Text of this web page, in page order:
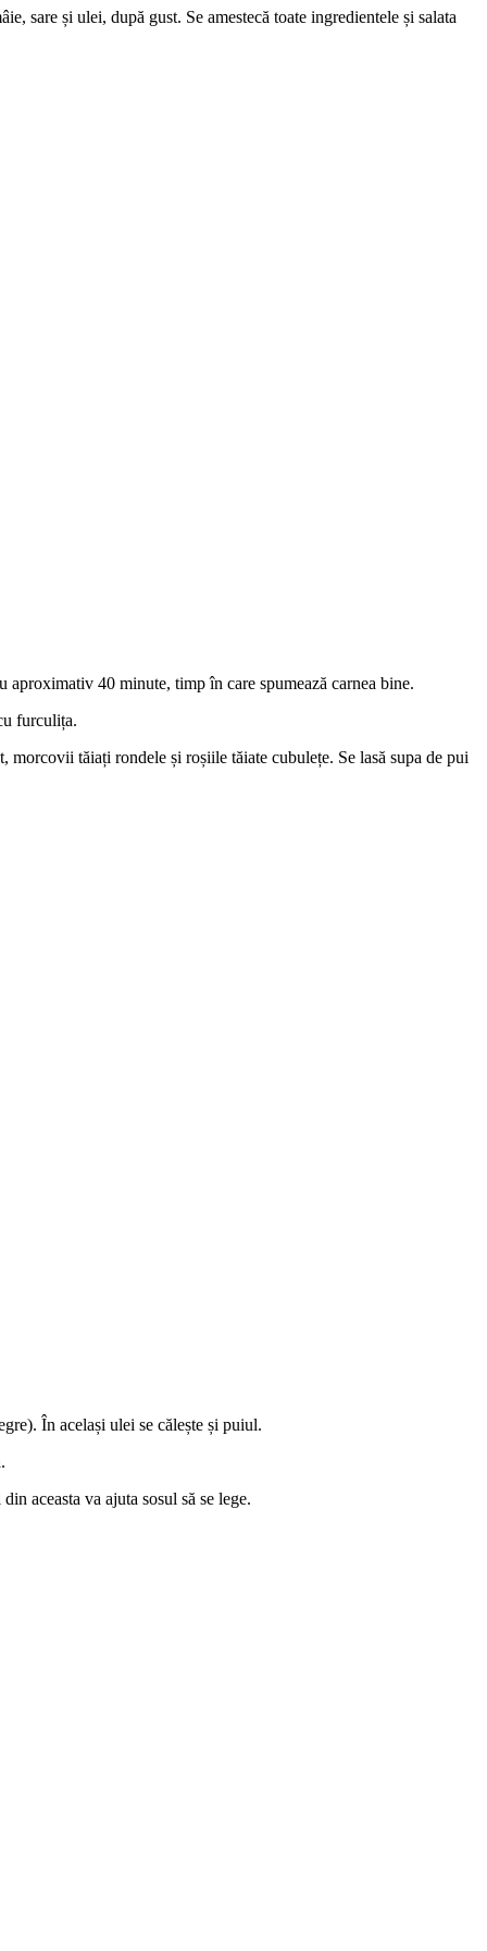
sare și ulei, după gust. Se amestecă toate ingredientele și salata
aproximativ 40 minute, timp în care spumează carnea bine.
furculița.
morcovii tăiați rondele și roșiile tăiate cubulețe. Se lasă supa de pui
În același ulei se călește și puiul.
aceasta va ajuta sosul să se lege.